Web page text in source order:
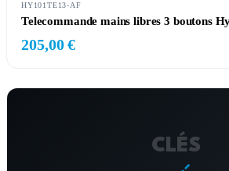
HY101TE13-AF
Telecommande mains libres 3 boutons
205,00 €
CLÉS